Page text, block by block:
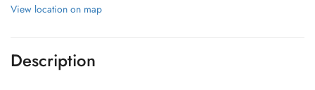
View location on map
Description